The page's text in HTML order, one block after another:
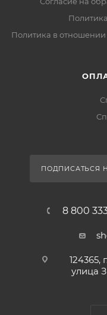
Политика в отношении
ПОДПИСАТЬСЯ
8 800
124365,
улица